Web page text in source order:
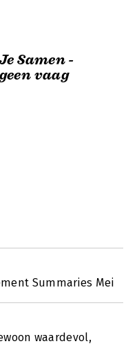
Samen -
vaag
Summaries Mei
waardevol,